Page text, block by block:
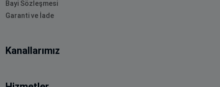
Bayi Sözleşmesi
Garanti ve İade
Kanallarımız